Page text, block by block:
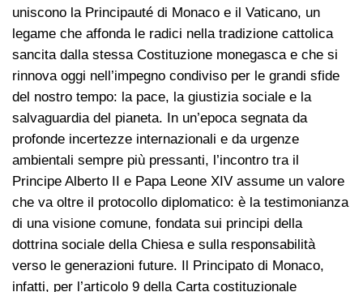
uniscono la Principauté di Monaco e il Vaticano, un
legame che affonda le radici nella tradizione cattolica
sancita dalla stessa Costituzione monegasca e che si
rinnova oggi nell’impegno condiviso per le grandi sfide
del nostro tempo: la pace, la giustizia sociale e la
salvaguardia del pianeta. In un’epoca segnata da
profonde incertezze internazionali e da urgenze
ambientali sempre più pressanti, l’incontro tra il
Principe Alberto II e Papa Leone XIV assume un valore
che va oltre il protocollo diplomatico: è la testimonianza
di una visione comune, fondata sui principi della
dottrina sociale della Chiesa e sulla responsabilità
verso le generazioni future. Il Principato di Monaco,
infatti, per l’articolo 9 della Carta costituzionale